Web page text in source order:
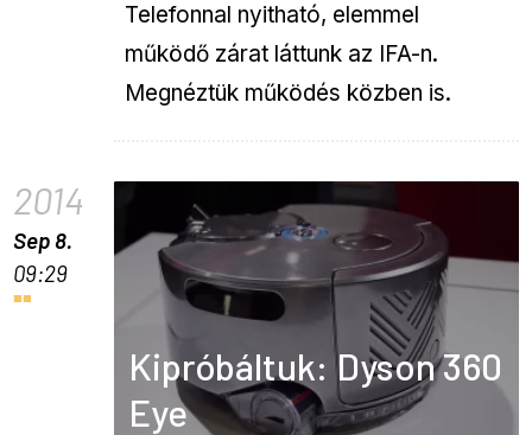
Telefonnal nyitható, elemmel
működő zárat láttunk az IFA-n.
Megnéztük működés közben is.
2014
Sep 8.
09:29
Kipróbáltuk: Dyson 360
Eye